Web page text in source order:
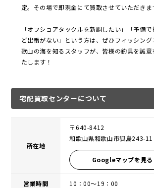
定。その場で即現金にて買取させていただきま
「オフショアタックルを新調したい」「予備
ど出番がない」という方は、ぜひフィッシン
歌山の海を知るスタッフが、皆様の釣具を誠意
たします！
宅配買取センターについて
所在地
〒640-8412
和歌山県和歌山市狐島243-11
Googleマップを見る
営業時間 10：00〜19：00